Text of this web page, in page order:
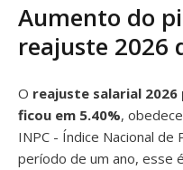
Aumento do
reajuste 2026
O reajuste salarial 2026
ficou em 5.40%,
INPC - Índice Nacional de
período de um ano, esse